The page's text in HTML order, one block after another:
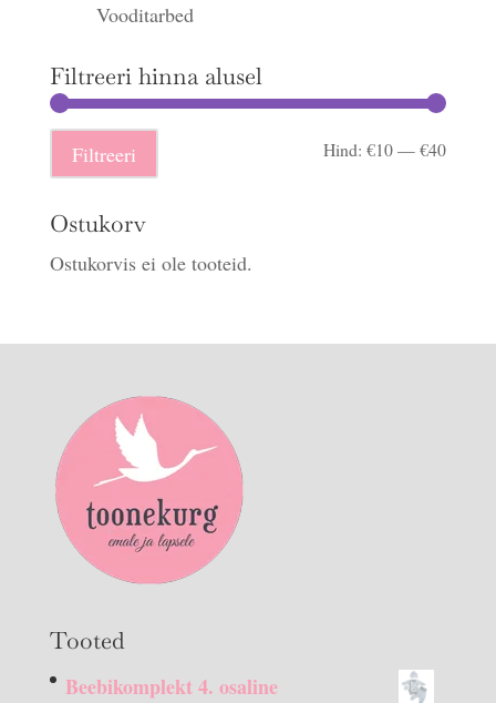
Vooditarbed
Filtreeri hinna alusel
Filtreeri Hind:€10—€40
Ostukorv
Ostukorvis ei ole tooteid.
Tooted
Beebikomplekt 4. osaline